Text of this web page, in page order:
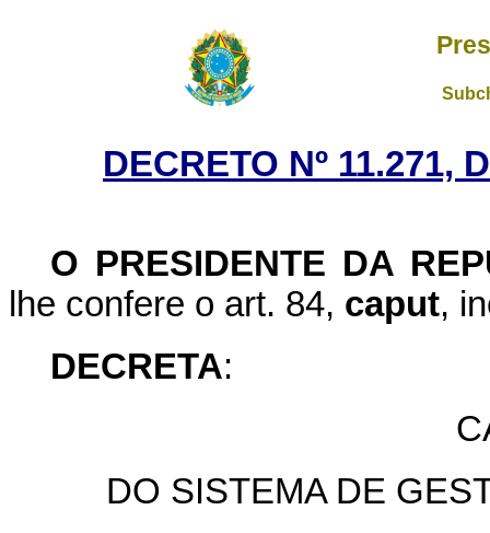
DECRETO Nº 11.271,
O PRESIDENTE DA
lhe confere o art. 84, caput,
DECRETA:
DO SISTEMA DE